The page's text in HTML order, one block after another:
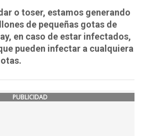
o toser, estamos generando
de pequeñas gotas de
en caso de estar infectados,
pueden infectar a cualquiera
PUBLICIDAD